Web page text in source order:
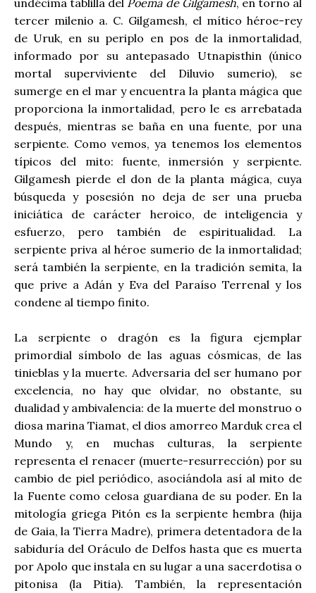
tercer milenio a. C. Gilgamesh, el mítico héroe-rey
de Uruk, en su periplo en pos de la inmortalidad,
informado por su antepasado Utnapisthin (único
mortal superviviente del Diluvio sumerio), se
sumerge en el mar y encuentra la planta mágica que
proporciona la inmortalidad, pero le es arrebatada
después, mientras se baña en una fuente, por una
serpiente. Como vemos, ya tenemos los elementos
típicos del mito: fuente, inmersión y serpiente.
Gilgamesh pierde el don de la planta mágica, cuya
búsqueda y posesión no deja de ser una prueba
iniciática de carácter heroico, de inteligencia y
esfuerzo, pero también de espiritualidad. La
serpiente priva al héroe sumerio de la inmortalidad;
será también la serpiente, en la tradición semita, la
que prive a Adán y Eva del Paraíso Terrenal y los
condene al tiempo finito.
La serpiente o dragón es la figura ejemplar
primordial símbolo de las aguas cósmicas, de las
tinieblas y la muerte. Adversaria del ser humano por
excelencia, no hay que olvidar, no obstante, su
dualidad y ambivalencia: de la muerte del monstruo o
diosa marina Tiamat, el dios amorreo Marduk crea el
Mundo y, en muchas culturas, la serpiente
representa el renacer (muerte-resurrección) por su
cambio de piel periódico, asociándola así al mito de
la Fuente como celosa guardiana de su poder. En la
mitología griega Pitón es la serpiente hembra (hija
de Gaia, la Tierra Madre), primera detentadora de la
sabiduría del Oráculo de Delfos hasta que es muerta
por Apolo que instala en su lugar a una sacerdotisa o
pitonisa (la Pitia). También, la representación